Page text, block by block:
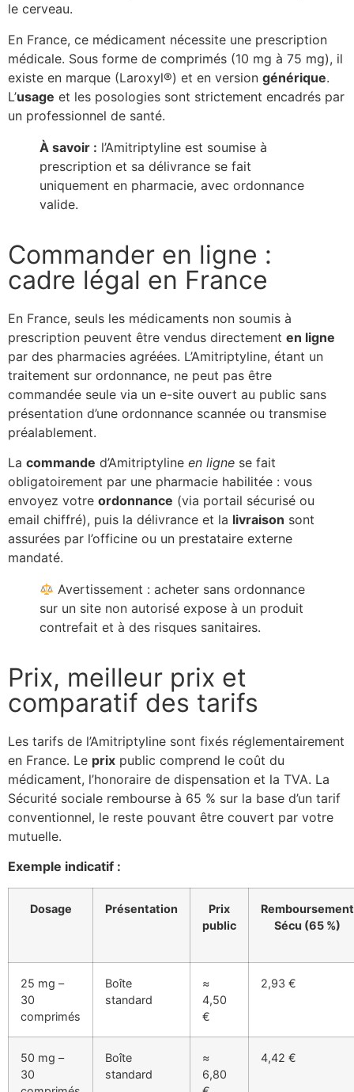
le cerveau.
En France, ce médicament nécessite une prescription
médicale. Sous forme de comprimés (10 mg à 75 mg), il
existe en marque (Laroxyl®) et en version générique.
L’usage et les posologies sont strictement encadrés par
un professionnel de santé.
À savoir : l’Amitriptyline est soumise à
prescription et sa délivrance se fait
uniquement en pharmacie, avec ordonnance
valide.
Commander en ligne :
cadre légal en France
En France, seuls les médicaments non soumis à
prescription peuvent être vendus directement en ligne
par des pharmacies agréées. L’Amitriptyline, étant un
traitement sur ordonnance, ne peut pas être
commandée seule via un e-site ouvert au public sans
présentation d’une ordonnance scannée ou transmise
préalablement.
La commande d’Amitriptyline en ligne se fait
obligatoirement par une pharmacie habilitée : vous
envoyez votre ordonnance (via portail sécurisé ou
email chiffré), puis la délivrance et la livraison sont
assurées par l’officine ou un prestataire externe
mandaté.
Avertissement : acheter sans ordonnance
sur un site non autorisé expose à un produit
contrefait et à des risques sanitaires.
Prix, meilleur prix et
comparatif des tarifs
Les tarifs de l’Amitriptyline sont fixés réglementairement
en France. Le prix public comprend le coût du
médicament, l’honoraire de dispensation et la TVA. La
Sécurité sociale rembourse à 65 % sur la base d’un tarif
conventionnel, le reste pouvant être couvert par votre
mutuelle.
Exemple indicatif :
Dosage Présentation
Prix
public
Remboursement
Sécu (65 %)
25 mg –
30
comprimés
Boîte
standard
≈
4,50
€
2,93 €
50 mg –
30
Boîte
standard
≈
6,80
4,42 €